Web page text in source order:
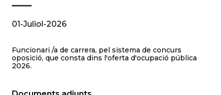
01-Juliol-2026
Funcionari /a de carrera, pel sistema de concurs
oposició, que consta dins l'oferta d'ocupació pública
2026.